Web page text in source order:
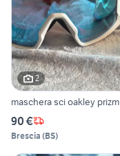
2
maschera sci oakley prizm
90 €
Brescia (BS)